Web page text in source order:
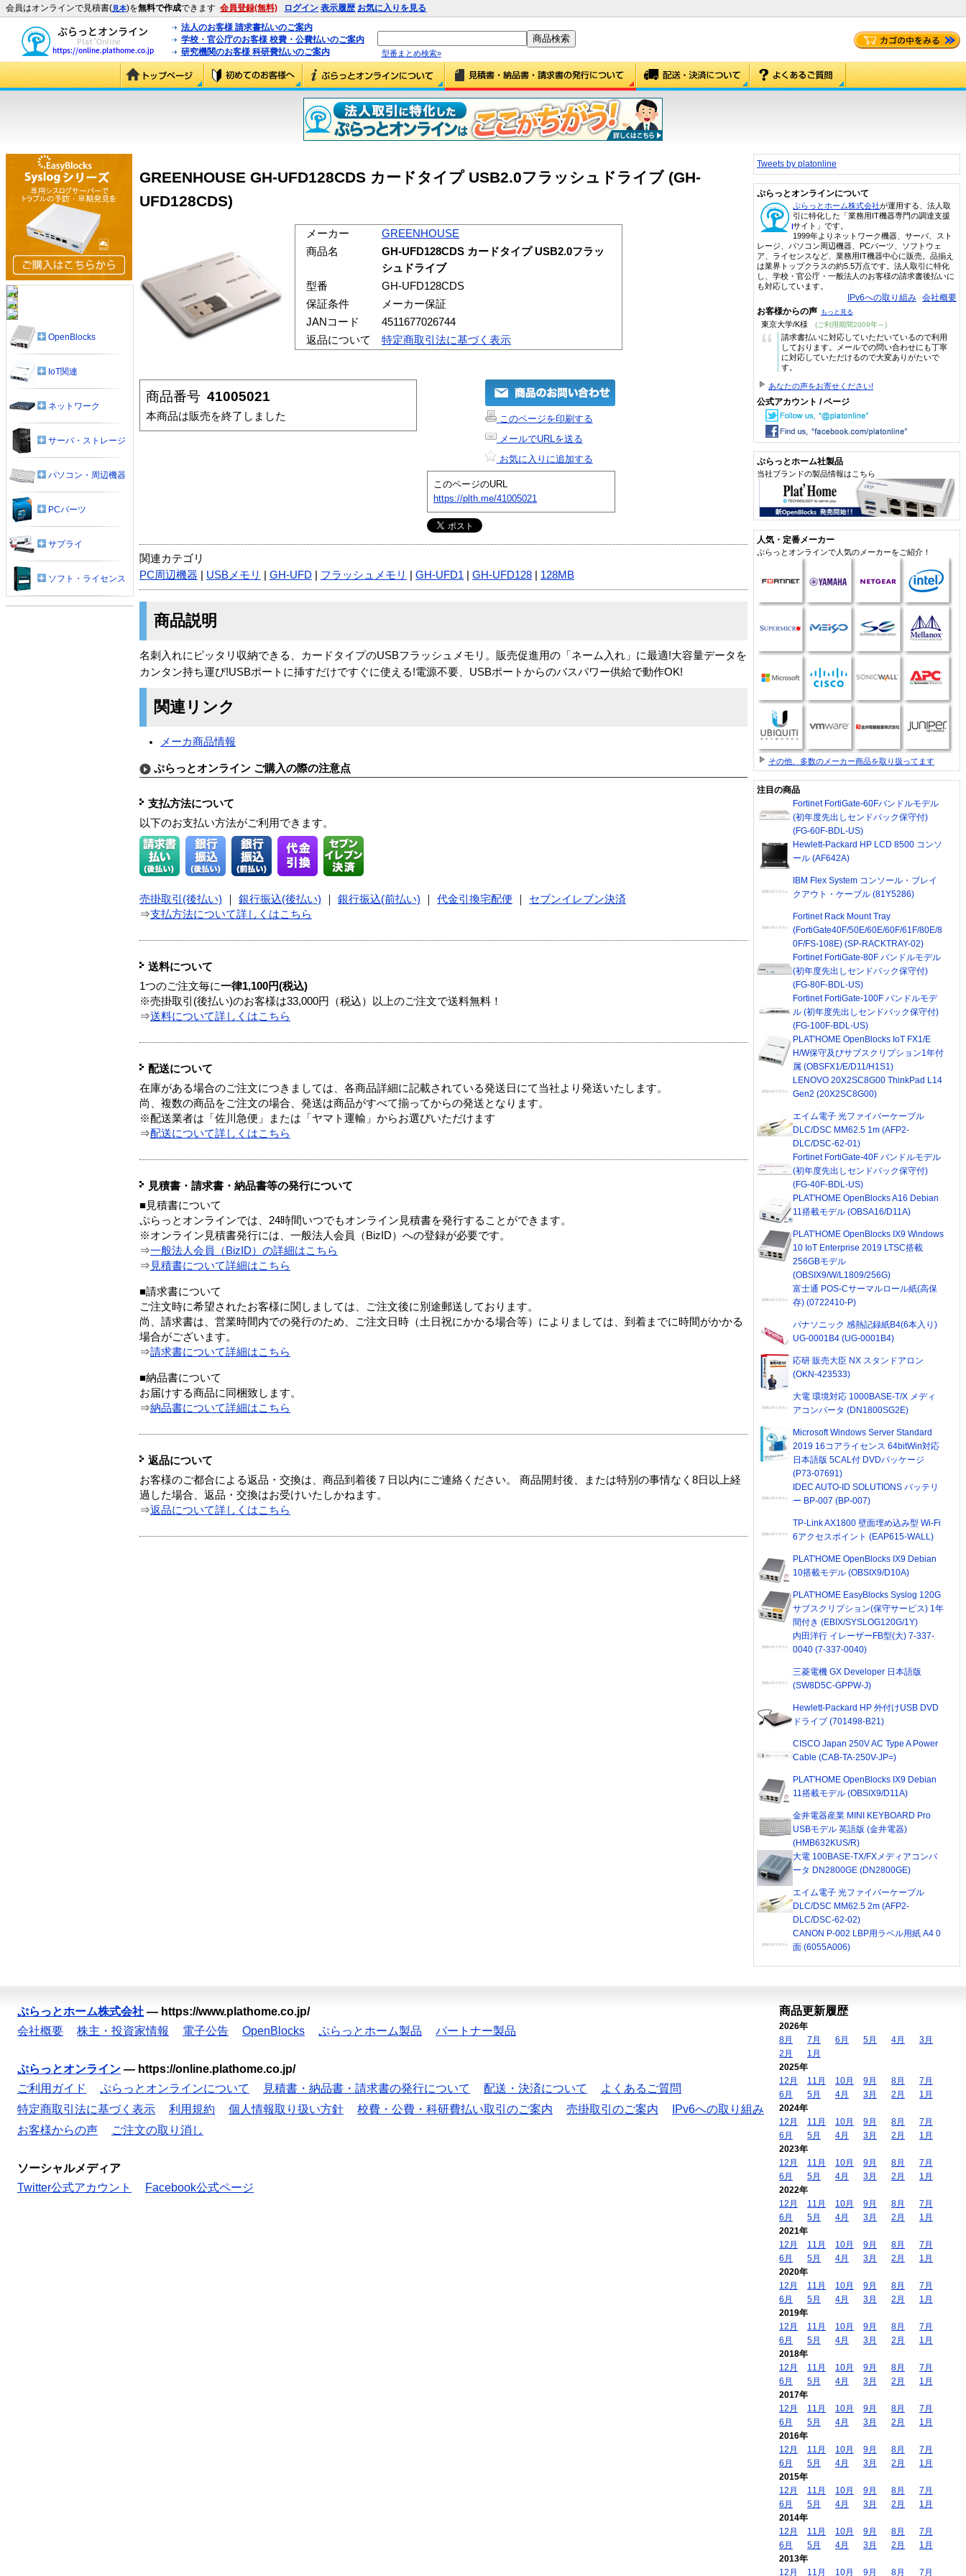
会員はオンラインで見積書(見本)を無料で作成できます 会員登録(無料) ログイン 表示履歴 お気に入りを見る
法人のお客様 請求書払いのご案内
学校・官公庁のお客様 校費・公費払いのご案内
研究機関のお客様 科研費払いのご案内
型番まとめ検索»
GREENHOUSE GH-UFD128CDS カードタイプ USB2.0フラッシュドライブ (GH-
UFD128CDS)
メーカー
GREENHOUSE
商品名
GH-UFD128CDS カードタイプ USB2.0フラッ
シュドライブ
型番
GH-UFD128CDS
保証条件
メーカー保証
JANコード
4511677026744
返品について
特定商取引法に基づく表示
商品番号 41005021
本商品は販売を終了しました
このページを印刷する
メールでURLを送る
お気に入りに追加する
このページのURL
https://plth.me/41005021
関連カテゴリ
PC周辺機器
USBメモリ GH-UFD フラッシュメモリ GH-UFD1 GH-UFD128 128MB
商品説明
名刺入れにピッタリ収納できる、カードタイプのUSBフラッシュメモリ。販売促進用の「ネーム入れ」に最適!大容量データを
カンタン持ち運び!USBポートに挿すだけですぐに使える!電源不要、USBポートからのバスパワー供給で動作OK!
関連リンク
メーカ商品情報
ぷらっとオンライン ご購入の際の注意点
支払方法について
以下のお支払い方法がご利用できます。
売掛取引(後払い) 銀行振込(後払い) 銀行振込(前払い) 代金引換宅配便
セブンイレブン決済
⇒支払方法について詳しくはこちら
送料について
1つのご注文毎に一律1,100円(税込)
※売掛取引(後払い)のお客様は33,000円（税込）以上のご注文で送料無料！
⇒送料について詳しくはこちら
配送について
在庫がある場合のご注文につきましては、各商品詳細に記載されている発送日にて当社より発送いたします。
尚、複数の商品をご注文の場合、発送は商品がすべて揃ってからの発送となります。
※配送業者は「佐川急便」または「ヤマト運輸」からお選びいただけます
⇒配送について詳しくはこちら
見積書・請求書・納品書等の発行について
■見積書について
ぷらっとオンラインでは、24時間いつでもオンライン見積書を発行することができます。
※オンライン見積書発行には、一般法人会員（BizID）への登録が必要です。
⇒一般法人会員（BizID）の詳細はこちら
⇒ 見積書について詳細はこちら
■請求書について
ご注文時に希望されたお客様に関しましては、ご注文後に別途郵送しております。
尚、請求書は、営業時間内での発行のため、ご注文日時（土日祝にかかる場合等）によりましては、到着までに時間がかかる
場合がございます。
⇒請求書について詳細はこちら
■納品書について
お届けする商品に同梱致します。
⇒納品書について詳細はこちら
返品について
お客様のご都合による返品・交換は、商品到着後７日以内にご連絡ください。 商品開封後、または特別の事情なく8日以上経
過した場合、返品・交換はお受けいたしかねます。
⇒返品について詳しくはこちら
OpenBlocks
IoT関連
ネットワーク
サーバ・ストレージ
パソコン・周辺機器
PCパーツ
サプライ
ソフト・ライセンス
Tweets by platonline
ぷらっとオンラインについて
ぷらっとホーム株式会社が運用する、法人取
引に特化した「業務用IT機器専門の調達支援
サイト」です。
1999年よりネットワーク機器、サーバ、スト
レージ、パソコン周辺機器、PCパーツ、ソフトウェ
ア、ライセンスなど、業務用IT機器中心に販売。品揃え
は業界トップクラスの約5.5万点です。法人取引に特化
し、学校・官公庁・一般法人のお客様の請求書後払いに
も対応しています。
IPv6への取り組み 会社概要
お客様からの声 もっと見る
東京大学/K様 (ご利用期間2009年～)
“
請求書払いに対応していただいているので利用
しております。メールでの問い合わせにも丁寧
に対応していただけるので大変ありがたいで
す。
あなたの声をお寄せください!
公式アカウント / ページ
ぷらっとホーム社製品
当社ブランドの製品情報はこちら
人気・定番メーカー
ぷらっとオンラインで人気のメーカーをご紹介！
その他、多数のメーカー商品を取り扱ってます
注目の商品
Fortinet FortiGate-60Fバンドルモデル
(初年度先出しセンドバック保守付)
(FG-60F-BDL-US)
Hewlett-Packard HP LCD 8500 コンソ
ール (AF642A)
IBM Flex System コンソール・ブレイ
クアウト・ケーブル (81Y5286)
Fortinet Rack Mount Tray
(FortiGate40F/50E/60E/60F/61F/80E/8
0F/FS-108E) (SP-RACKTRAY-02)
Fortinet FortiGate-80F バンドルモデル
(初年度先出しセンドバック保守付)
(FG-80F-BDL-US)
Fortinet FortiGate-100F バンドルモデ
ル (初年度先出しセンドバック保守付)
(FG-100F-BDL-US)
PLAT'HOME OpenBlocks IoT FX1/E
H/W保守及びサブスクリプション1年付
属 (OBSFX1/E/D11/H1S1)
LENOVO 20X2SC8G00 ThinkPad L14
Gen2 (20X2SC8G00)
エイム電子 光ファイバーケーブル
DLC/DSC MM62.5 1m (AFP2-
DLC/DSC-62-01)
Fortinet FortiGate-40F バンドルモデル
(初年度先出しセンドバック保守付)
(FG-40F-BDL-US)
PLAT'HOME OpenBlocks A16 Debian
11搭載モデル (OBSA16/D11A)
PLAT'HOME OpenBlocks IX9 Windows
10 IoT Enterprise 2019 LTSC搭載
256GBモデル
(OBSIX9/W/L1809/256G)
富士通 POS-Cサーマルロール紙(高保
存) (0722410-P)
パナソニック 感熱記録紙B4(6本入り)
UG-0001B4 (UG-0001B4)
応研 販売大臣 NX スタンドアロン
(OKN-423533)
大電 環境対応 1000BASE-T/X メディ
アコンバータ (DN1800SG2E)
Microsoft Windows Server Standard
2019 16コアライセンス 64bitWin対応
日本語版 5CAL付 DVDパッケージ
(P73-07691)
IDEC AUTO-ID SOLUTIONS バッテリ
ー BP-007 (BP-007)
TP-Link AX1800 壁面埋め込み型 Wi-Fi
6アクセスポイント (EAP615-WALL)
PLAT'HOME OpenBlocks IX9 Debian
10搭載モデル (OBSIX9/D10A)
PLAT'HOME EasyBlocks Syslog 120G
サブスクリプション(保守サービス) 1年
間付き (EBIX/SYSLOG120G/1Y)
内田洋行 イレーザーFB型(大) 7-337-
0040 (7-337-0040)
三菱電機 GX Developer 日本語版
(SW8D5C-GPPW-J)
Hewlett-Packard HP 外付けUSB DVD
ドライブ (701498-B21)
CISCO Japan 250V AC Type A Power
Cable (CAB-TA-250V-JP=)
PLAT'HOME OpenBlocks IX9 Debian
11搭載モデル (OBSIX9/D11A)
金井電器産業 MINI KEYBOARD Pro
USBモデル 英語版 (金井電器)
(HMB632KUS/R)
大電 100BASE-TX/FXメディアコンバ
ータ DN2800GE (DN2800GE)
エイム電子 光ファイバーケーブル
DLC/DSC MM62.5 2m (AFP2-
DLC/DSC-62-02)
CANON P-002 LBP用ラベル用紙 A4 0
面 (6055A006)
ぷらっとホーム株式会社 — https://www.plathome.co.jp/
会社概要
株主・投資家情報 電子公告 OpenBlocks ぷらっとホーム製品 パートナー製品
ぷらっとオンライン — https://online.plathome.co.jp/
ご利用ガイド
ぷらっとオンラインについて 見積書・納品書・請求書の発行について 配送・決済について
よくあるご質問
特定商取引法に基づく表示
利用規約 個人情報取り扱い方針 校費・公費・科研費払い取引のご案内 売掛取引のご案内
IPv6への取り組み
お客様からの声
ご注文の取り消し
ソーシャルメディア
Twitter公式アカウント
Facebook公式ページ
商品更新履歴
2026年
8月
7月 6月 5月 4月
3月
2月
1月
2025年
12月
11月 10月 9月 8月
7月
6月
5月 4月 3月 2月
1月
2024年
12月
11月 10月 9月 8月
7月
6月
5月 4月 3月 2月
1月
2023年
12月
11月 10月 9月 8月
7月
6月
5月 4月 3月 2月
1月
2022年
12月
11月 10月 9月 8月
7月
6月
5月 4月 3月 2月
1月
2021年
12月
11月 10月 9月 8月
7月
6月
5月 4月 3月 2月
1月
2020年
12月
11月 10月 9月 8月
7月
6月
5月 4月 3月 2月
1月
2019年
12月
11月 10月 9月 8月
7月
6月
5月 4月 3月 2月
1月
2018年
12月
11月 10月 9月 8月
7月
6月
5月 4月 3月 2月
1月
2017年
12月
11月 10月 9月 8月
7月
6月
5月 4月 3月 2月
1月
2016年
12月
11月 10月 9月 8月
7月
6月
5月 4月 3月 2月
1月
2015年
12月
11月 10月 9月 8月
7月
6月
5月 4月 3月 2月
1月
2014年
12月
11月 10月 9月 8月
7月
6月
5月 4月 3月 2月
1月
2013年
12月
11月 10月 9月 8月 7月